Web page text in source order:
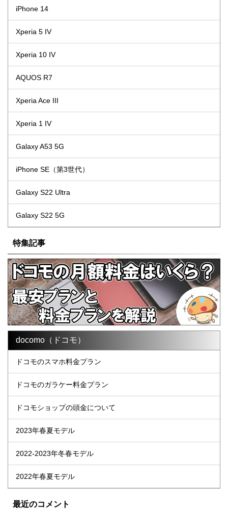
iPhone 14
Xperia 5 IV
Xperia 10 IV
AQUOS R7
Xperia Ace III
Xperia 1 IV
Galaxy A53 5G
iPhone SE（第3世代）
Galaxy S22 Ultra
Galaxy S22 5G
特集記事
docomo（ドコモ）
ドコモのスマホ料金プラン
ドコモのガラケー料金プラン
ドコモショップの頭金について
2023年春夏モデル
2022-2023年冬春モデル
2022年春夏モデル
最近のコメント